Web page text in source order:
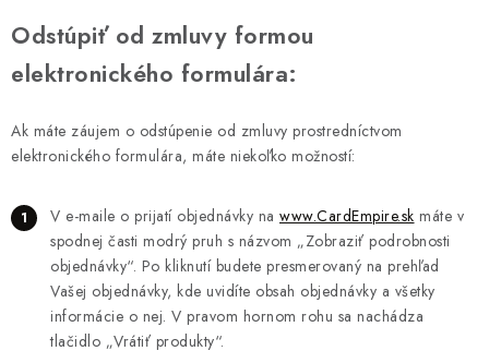
ZBERATEĽSKÉ KARTY
VÝKUP KARIET
KUSOVÉ KARTY
HIT PARADE
LEGO
Odstúpiť od zmluvy formou
elektronického formulára:
Ak máte záujem o odstúpenie od zmluvy prostredníctvom
elektronického formulára, máte niekoľko možností:
V e-maile o prijatí objednávky na www.CardEmpire.sk máte v
spodnej časti modrý pruh s názvom „Zobraziť podrobnosti
objednávky“. Po kliknutí budete presmerovaný na prehľad
Vašej objednávky, kde uvidíte obsah objednávky a všetky
informácie o nej. V pravom hornom rohu sa nachádza
tlačidlo „Vrátiť produkty“.